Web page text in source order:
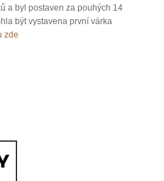
a byl postaven za pouhých 14
být vystavena první várka
zde